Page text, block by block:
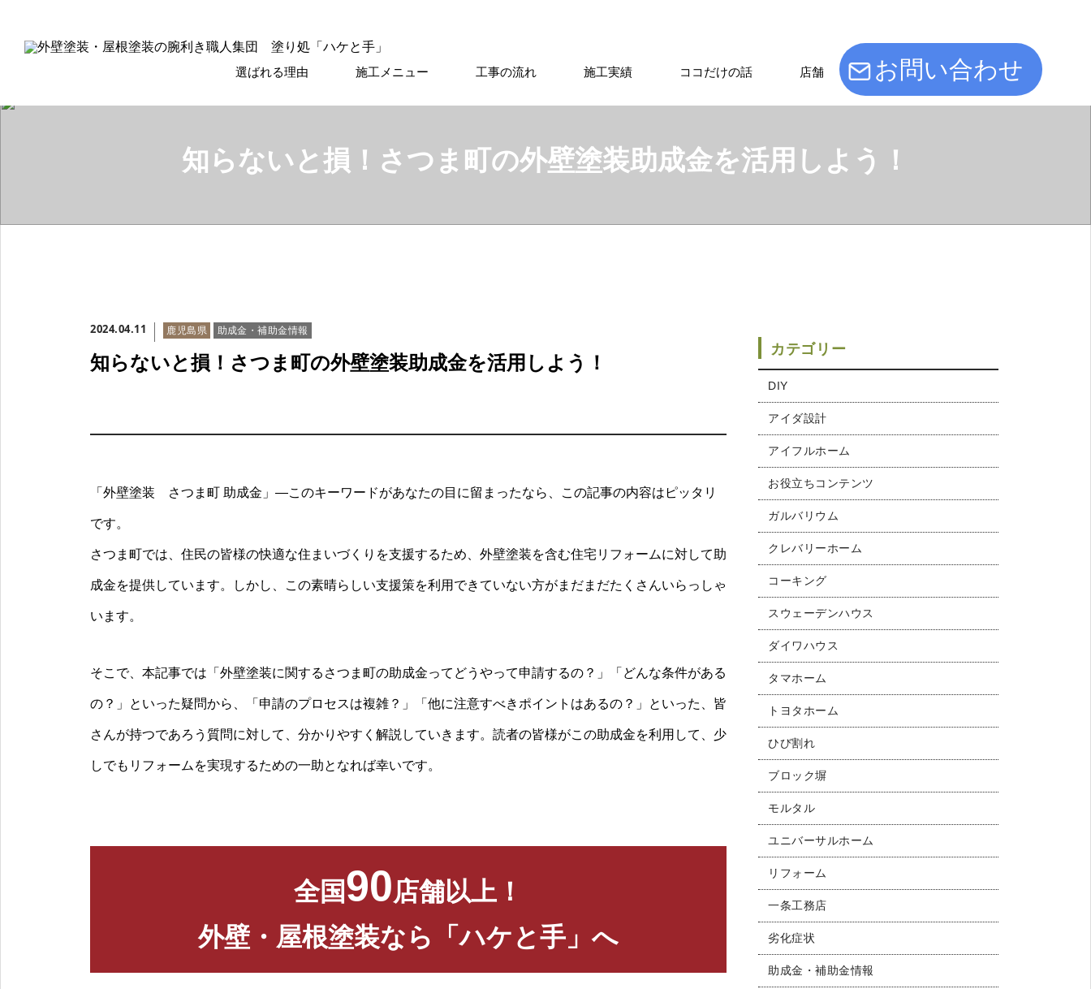
選ばれる理由 施工メニュー 工事の流れ 施工実績 ココだけの話 店舗 お問い合わせ
知らないと損！さつま町の外壁塗装助成金を活用しよう！
2024.04.11 鹿児島県 助成金・補助金情報
知らないと損！さつま町の外壁塗装助成金を活用しよう！
「外壁塗装 さつま町 助成金」—このキーワードがあなたの目に留まったなら、この記事の内容はピッタリ
です。
さつま町では、住民の皆様の快適な住まいづくりを支援するため、外壁塗装を含む住宅リフォームに対して助
成金を提供しています。しかし、この素晴らしい支援策を利用できていない方がまだまだたくさんいらっしゃ
います。
そこで、本記事では「外壁塗装に関するさつま町の助成金ってどうやって申請するの？」「どんな条件がある
の？」といった疑問から、「申請のプロセスは複雑？」「他に注意すべきポイントはあるの？」といった、皆
さんが持つであろう質問に対して、分かりやすく解説していきます。読者の皆様がこの助成金を利用して、少
しでもリフォームを実現するための一助となれば幸いです。
全国90店舗以上！
外壁・屋根塗装なら「ハケと手」へ
カテゴリー
DIY
アイダ設計
アイフルホーム
お役立ちコンテンツ
ガルバリウム
クレバリーホーム
コーキング
スウェーデンハウス
ダイワハウス
タマホーム
トヨタホーム
ひび割れ
ブロック塀
モルタル
ユニバーサルホーム
リフォーム
一条工務店
劣化症状
助成金・補助金情報